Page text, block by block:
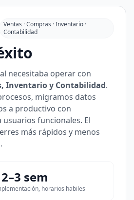
Ventas · Compras · Inventario ·
Contabilidad
necesitaba operar con
Inventario y Contabilidad.
migramos datos
a productivo con
funcionales. El
más rápidos y menos
2–3 sem
horarios habiles